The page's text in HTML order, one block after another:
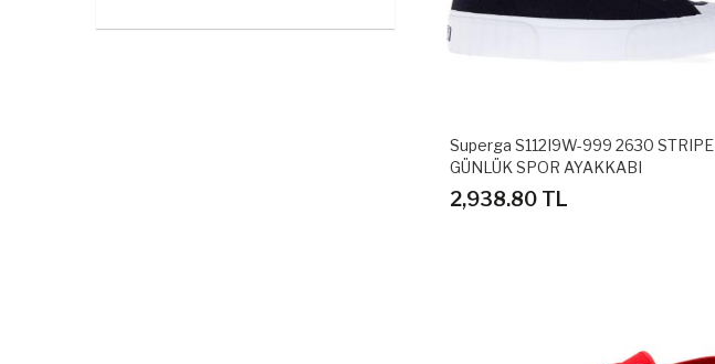
Superga S112I9W-999 2630 STRIPE
GÜNLÜK SPOR AYAKKABI
2,938.80 TL